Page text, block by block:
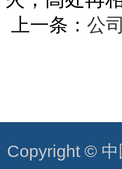
上一条： 公
Copyright © 中